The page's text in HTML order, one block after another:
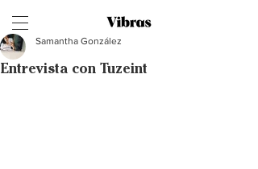
Entrevista con Tuzeint
Samantha González